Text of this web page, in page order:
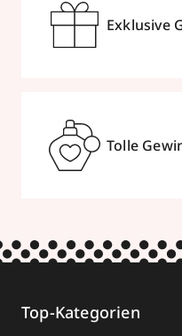
Exklusive
Tolle
Top-Kategorien